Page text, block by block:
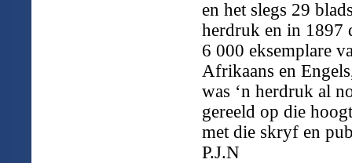
en het slegs 29
herdruk en in 1897
6 000 eksemplare
Afrikaans en
was ‘n herdruk al
gereeld op die
met die skryf en
P.J.N